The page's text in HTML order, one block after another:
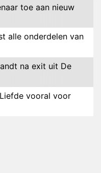
toe aan nieuw
alle onderdelen van
na exit uit De
vooral voor